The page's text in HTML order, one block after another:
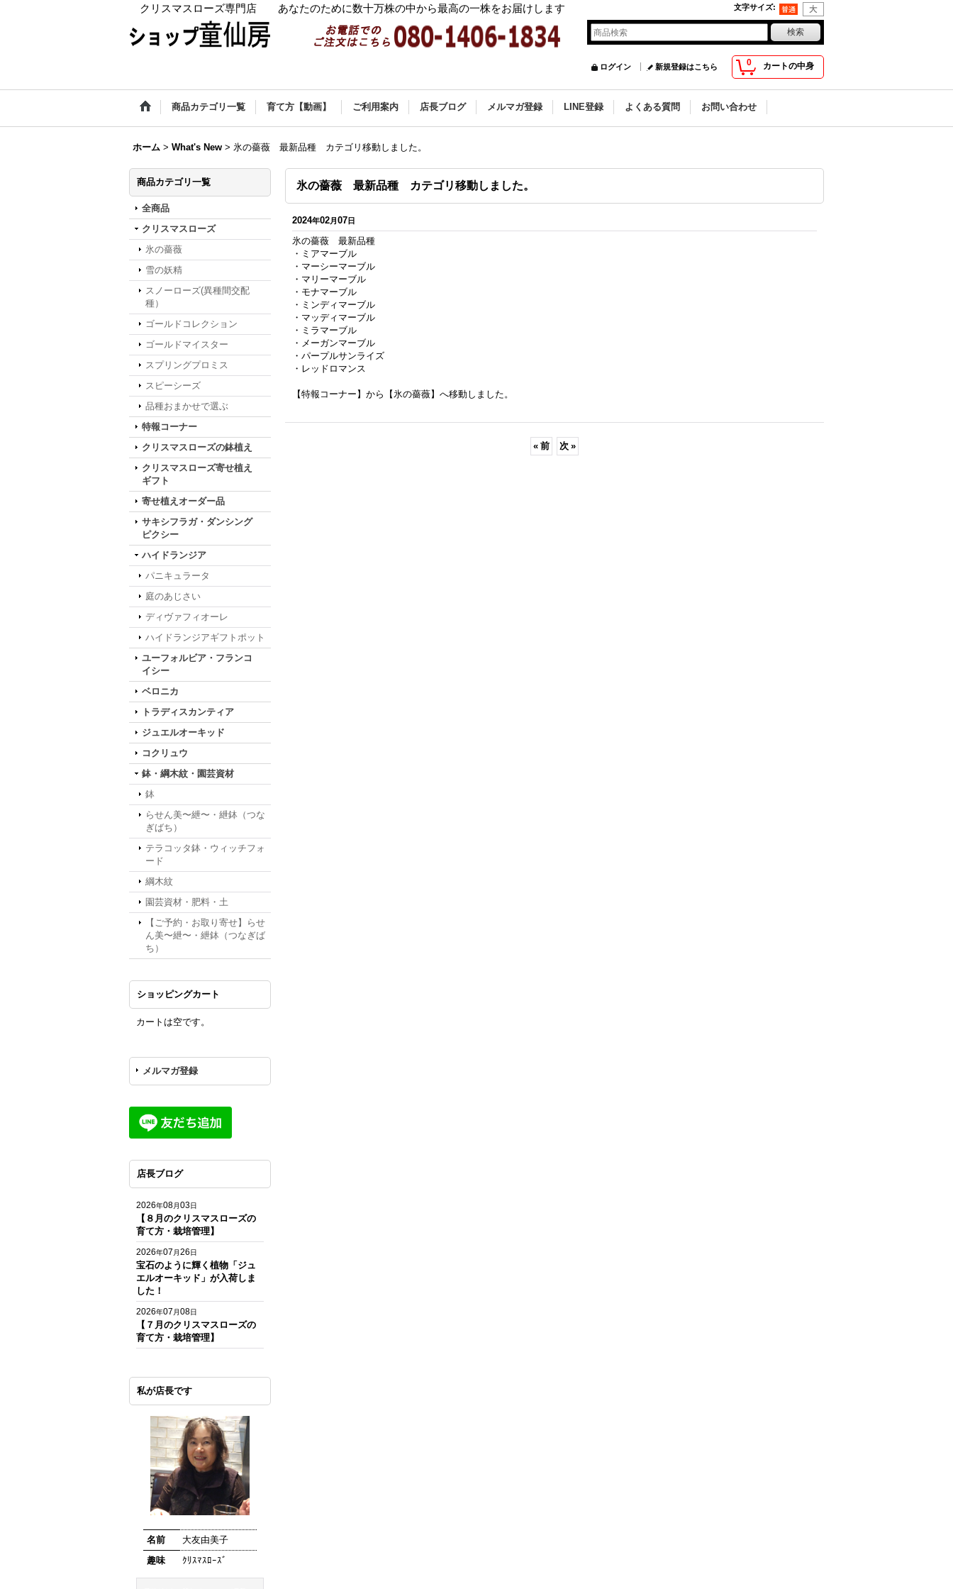
クリスマスローズ専門店 あなたのために数十万株の中から最高の一株をお届けします 文字サイズ:
0 カートの中身
ログイン 新規登録はこちら
商品カテゴリ一覧 育て方【動画】 ご利用案内 店長ブログ メルマガ登録 LINE登録 よくある質問 お問い合わせ
ホーム > What's New > 氷の薔薇 最新品種 カテゴリ移動しました。
商品カテゴリ一覧
全商品
クリスマスローズ
氷の薔薇
雪の妖精
スノーローズ(異種間交配
種）
ゴールドコレクション
ゴールドマイスター
スプリングプロミス
スピーシーズ
品種おまかせで選ぶ
特報コーナー
クリスマスローズの鉢植え
クリスマスローズ寄せ植え
ギフト
寄せ植えオーダー品
サキシフラガ・ダンシング
ピクシー
ハイドランジア
パニキュラータ
庭のあじさい
ディヴァフィオーレ
ハイドランジアギフトポット
ユーフォルビア・フランコ
イシー
ベロニカ
トラディスカンティア
ジュエルオーキッド
コクリュウ
鉢・綱木紋・園芸資材
鉢
らせん美〜紲〜・紲鉢（つな
ぎばち）
テラコッタ鉢・ウィッチフォ
ード
綱木紋
園芸資材・肥料・土
【ご予約・お取り寄せ】らせ
ん美〜紲〜・紲鉢（つなぎば
ち）
ショッピングカート
カートは空です。
メルマガ登録
店長ブログ
2026年08月03日
【８月のクリスマスローズの
育て方・栽培管理】
2026年07 月26日
宝石のように輝く植物「ジュ
エルオーキッド」が入荷しま
した！
2026年07 月08日
【７月のクリスマスローズの
育て方・栽培管理】
私が店長です
名前
大友由美子
趣味
ｸﾘｽﾏｽﾛｰｽﾞ
氷の薔薇 最新品種 カテゴリ移動しました。
2024年02月07日
氷の薔薇 最新品種
・ミアマーブル
・マーシーマーブル
・マリーマーブル
・モナマーブル
・ミンディマーブル
・マッディマーブル
・ミラマーブル
・メーガンマーブル
・パープルサンライズ
・レッドロマンス
【特報コーナー】から【氷の薔薇】へ移動しました。
« 前 次 »